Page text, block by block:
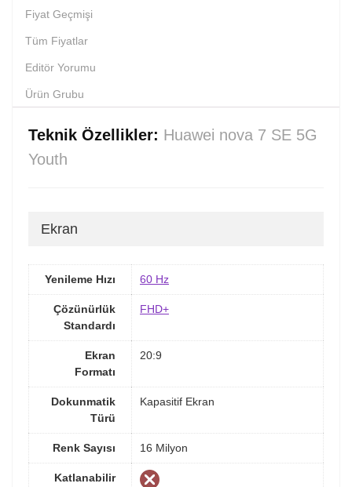
Fiyat Geçmişi
Tüm Fiyatlar
Editör Yorumu
Ürün Grubu
Teknik Özellikler: Huawei nova 7 SE 5G
Youth
Ekran
Yenileme Hızı 60 Hz
Çözünürlük
Standardı
FHD+
Ekran
Formatı
20:9
Dokunmatik
Türü
Kapasitif Ekran
Renk Sayısı 16 Milyon
Katlanabilir